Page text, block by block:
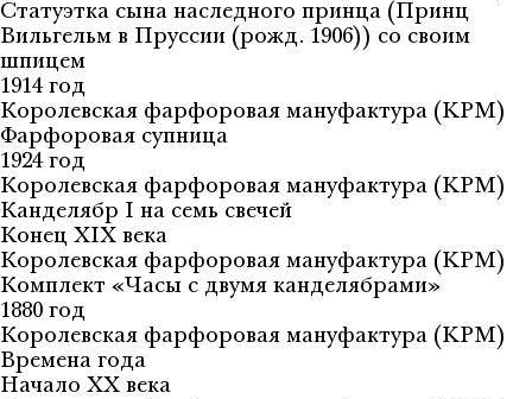
Статуэтка сына наследного принца (Принц
Вильгельм в Пруссии (рожд. 1906)) со своим
шпицем
1914 год
Королевская фарфоровая мануфактура (KPM)
Фарфоровая супница
1924 год
Королевская фарфоровая мануфактура (KPM)
Канделябр I на семь свечей
Конец XIX века
Королевская фарфоровая мануфактура (KPM)
Комплект «Часы с двумя канделябрами»
1880 год
Королевская фарфоровая мануфактура (KPM)
Времена года
Начало ХХ века